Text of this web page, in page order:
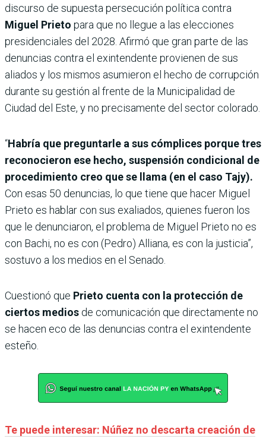
discurso de supuesta persecución política contra
Miguel Prieto para que no llegue a las elecciones
presidenciales del 2028. Afirmó que gran parte de las
denuncias contra el exintendente provienen de sus
aliados y los mismos asumieron el hecho de corrupción
durante su gestión al frente de la Municipalidad de
Ciudad del Este, y no precisamente del sector colorado.
“Habría que preguntarle a sus cómplices porque tres
reconocieron ese hecho, suspensión condicional de
procedimiento creo que se llama (en el caso Tajy).
Con esas 50 denuncias, lo que tiene que hacer Miguel
Prieto es hablar con sus exaliados, quienes fueron los
que le denunciaron, el problema de Miguel Prieto no es
con Bachi, no es con (Pedro) Alliana, es con la justicia”,
sostuvo a los medios en el Senado.
Cuestionó que Prieto cuenta con la protección de
ciertos medios de comunicación que directamente no
se hacen eco de las denuncias contra el exintendente
esteño.
Te puede interesar: Núñez no descarta creación de